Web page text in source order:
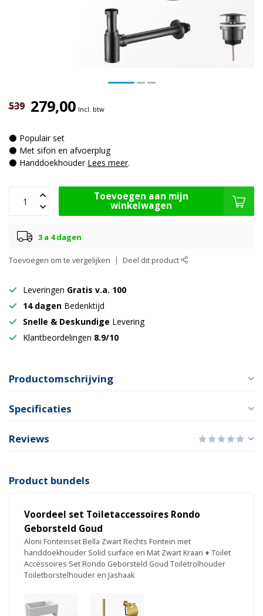
539 279,00 Incl. btw
⚫ Populair set
⚫ Met sifon en afvoerplug
⚫ Handdoekhouder Lees meer.
Toevoegen aan mijn
winkelwagen
3 a 4 dagen
Toevoegen om te vergelijken Deel dit product
Leveringen Gratis v.a. 100
14 dagen Bedenktijd
Snelle & Deskundige Levering
Klantbeordelingen 8.9/10
Productomschrijving
Specificaties
Reviews
Product bundels
Voordeel set Toiletaccessoires Rondo
Geborsteld Goud
Aloni Fonteinset Bella Zwart Rechts Fontein met
handdoekhouder Solid surface en Mat Zwart Kraan + Toilet
Accessoires Set Rondo Geborsteld Goud Toiletrolhouder
Toiletborstelhouder en Jashaak